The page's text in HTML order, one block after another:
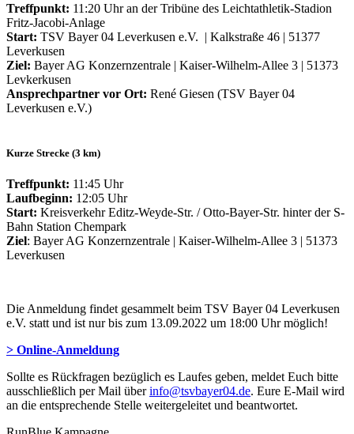
Treffpunkt: 11:20 Uhr an der Tribüne des Leichtathletik-Stadion
Fritz-Jacobi-Anlage
Start: TSV Bayer 04 Leverkusen e.V. | Kalkstraße 46 | 51377
Leverkusen
Ziel: Bayer AG Konzernzentrale | Kaiser-Wilhelm-Allee 3 | 51373
Levkerkusen
Ansprechpartner vor Ort: René Giesen (TSV Bayer 04
Leverkusen e.V.)
Kurze Strecke (3 km)
Treffpunkt: 11:45 Uhr
Laufbeginn: 12:05 Uhr
Start: Kreisverkehr Editz-Weyde-Str. / Otto-Bayer-Str. hinter der S-
Bahn Station Chempark
Ziel: Bayer AG Konzernzentrale | Kaiser-Wilhelm-Allee 3 | 51373
Leverkusen
Die Anmeldung findet gesammelt beim TSV Bayer 04 Leverkusen
e.V. statt und ist nur bis zum 13.09.2022 um 18:00 Uhr möglich!
> Online-Anmeldung
Sollte es Rückfragen bezüglich es Laufes geben, meldet Euch bitte
ausschließlich per Mail überinfo@tsvbayer04.de. Eure E-Mail wird
an die entsprechende Stelle weitergeleitet und beantwortet.